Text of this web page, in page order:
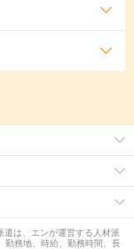
は、エンが運営する人材派
勤務地、時給、勤務時間、長